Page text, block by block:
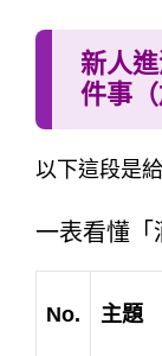
新人
件事（
以下這段是
一表看懂「
No. 主題